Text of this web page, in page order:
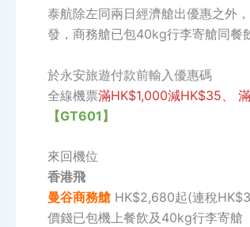
泰航除左同兩日經濟艙出優惠之外
發，商務艙已包40kg行李寄艙同餐
於永安旅遊付款前輸入優惠碼
全線機票滿HK$1,000減HK$35、
【GT601】
來回機位
香港飛
曼谷商務艙 HK$2,680起(連稅
價錢已包機上餐飲及40kg行李寄艙